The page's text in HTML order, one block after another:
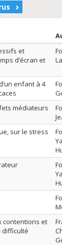
et
d’écran et
enfant à 4
médiateurs
sur le stress
contentions et
difficulté